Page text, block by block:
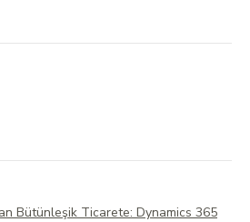
Bütünleşik Ticarete: Dynamics 365